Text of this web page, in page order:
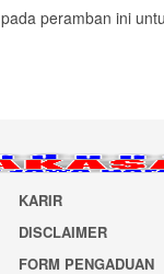
peramban ini
KARIR
DISCLAIMER
FORM PENGADUAN